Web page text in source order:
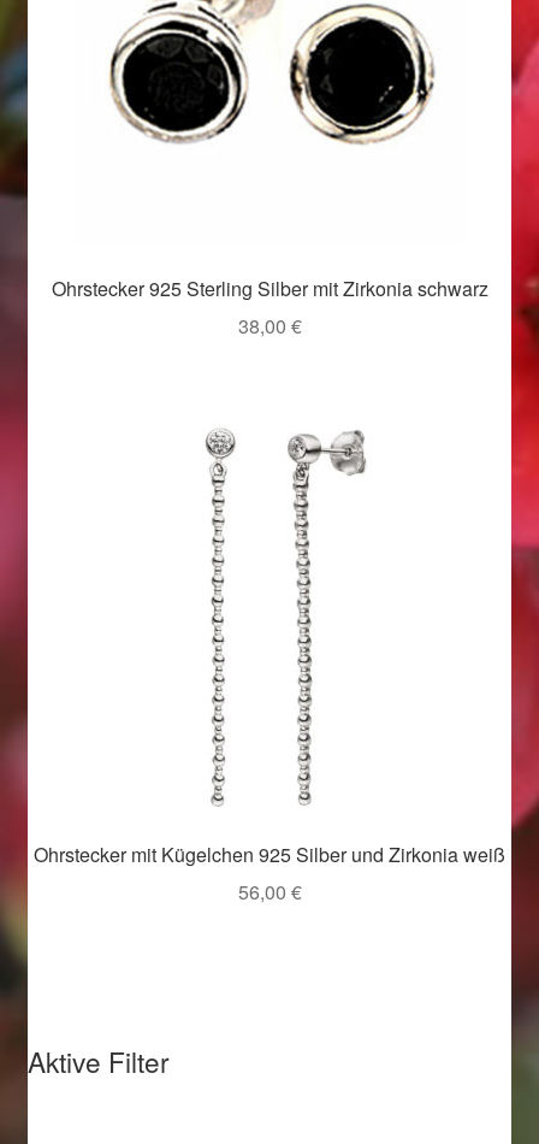
Valentinstag 2016
Valentinstag Geschenke
Vertrag widerrufen
Weihnachtsangebote 2015
Weihnachtsangebote 2017
Weihnachtsangebote 2018
Weihnachtsangebote 2019
Weihnachtsangebote 2020
Weihnachtsangebote 2021
Ohrstecker 925 Sterling Silber mit Zirkonia schwarz
38,00 €
Ohrstecker mit Kügelchen 925 Silber und Zirkonia weiß
56,00 €
Aktive Filter